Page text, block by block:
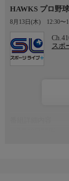
HAWKS プロ野
8月13日(木) 12:30〜
スポ